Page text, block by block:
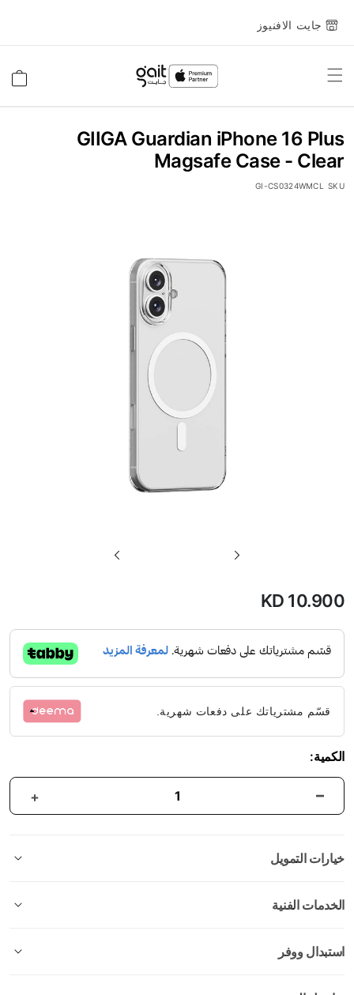
جايت الافنيوز
Toggle
GIIGA Guardian iPhone 16 Plus
Magsafe Case - Clear
SKU
GI-CS0324WMCL
معرض
KD 10.900
قسّم مشترياتك على دفعات شهرية.
الكمية:
خيارات التمويل
الخدمات الفنية
استبدال ووفر